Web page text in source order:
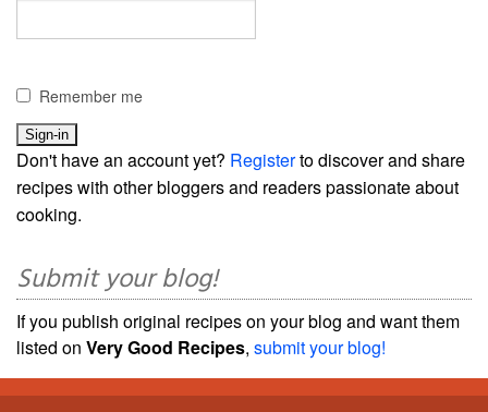
Remember me
Don't have an account yet? Registerto discover and share
recipes with other bloggers and readers passionate about
cooking.
Submit your blog!
If you publish original recipes on your blog and want them
listed on Very Good Recipes, submit your blog!